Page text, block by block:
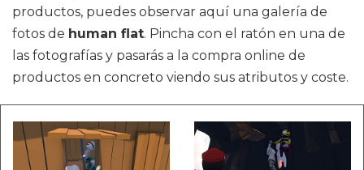
productos, puedes observar aquí una galería de
fotos de human flat. Pincha con el ratón en una de
las fotografías y pasarás a la compra online de
productos en concreto viendo sus atributos y coste.